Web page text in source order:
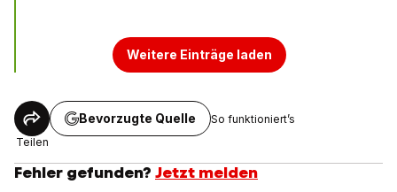
Weitere Einträge laden
Teilen
Bevorzugte Quelle So funktioniert’s
Fehler gefunden? Jetzt melden